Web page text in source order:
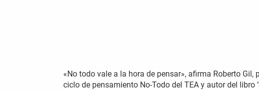
«No todo vale a la hora de pensar», afirma Roberto
ciclo de pensamiento No-Todo del TEA y autor del libro